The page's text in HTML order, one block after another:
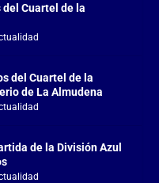
Cuartel de la
del Cuartel de la
de La Almudena
de la División Azul